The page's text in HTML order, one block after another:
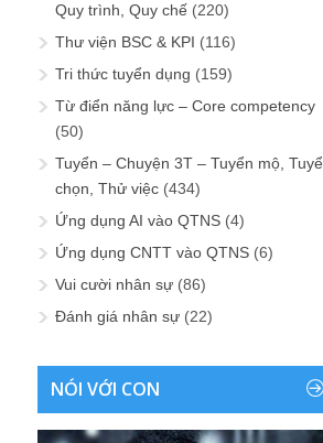
Quy trình, Quy chế (220)
Thư viện BSC & KPI (116)
Tri thức tuyển dụng (159)
Từ điển năng lực – Core competency
(50)
Tuyển – Chuyện 3T – Tuyển mộ,
chọn, Thử việc (434)
Ứng dụng AI vào QTNS (4)
Ứng dụng CNTT vào QTNS (6)
Vui cười nhân sự (86)
Đánh giá nhân sự (22)
NÓI VỚI CON